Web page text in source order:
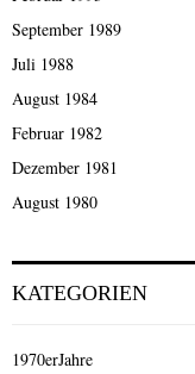
September 1989
Juli 1988
August 1984
Februar 1982
Dezember 1981
August 1980
KATEGORIEN
1970erJahre